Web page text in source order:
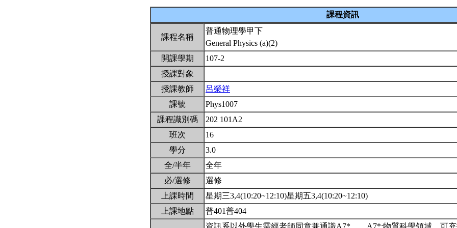
課程資訊
課程名稱
普通物理學甲下
General Physics (a)(2)
開課學期
107-2
授課對象
授課教師
呂榮祥
課號
Phys1007
課程識別碼
202 101A2
班次
16
學分
3.0
全/半年
全年
必/選修
選修
上課時間
星期三3,4(10:20~12:10)星期五3,4(10:20~12:10)
上課地點
普401普404
資訊系以外學生需經老師同意兼通識A7*。。A7*:物質科學領域。可